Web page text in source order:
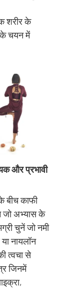
शरीर के
के चयन में
और प्रभावी
बीच काफी
जो अभ्यास के
चुनें जो नमी
नायलॉन
त्वचा से
जिनमें